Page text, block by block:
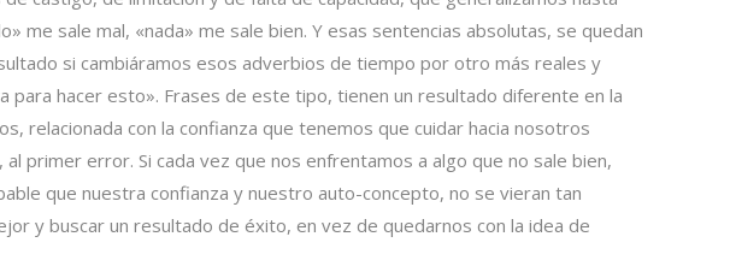
me sale mal, «nada» me sale bien. Y esas sentencias absolutas, se quedan
si cambiáramos esos adverbios de tiempo por otro más reales y
para hacer esto». Frases de este tipo, tienen un resultado diferente en la
relacionada con la confianza que tenemos que cuidar hacia nosotros
primer error. Si cada vez que nos enfrentamos a algo que no sale bien,
que nuestra confianza y nuestro auto-concepto, no se vieran tan
y buscar un resultado de éxito, en vez de quedarnos con la idea de